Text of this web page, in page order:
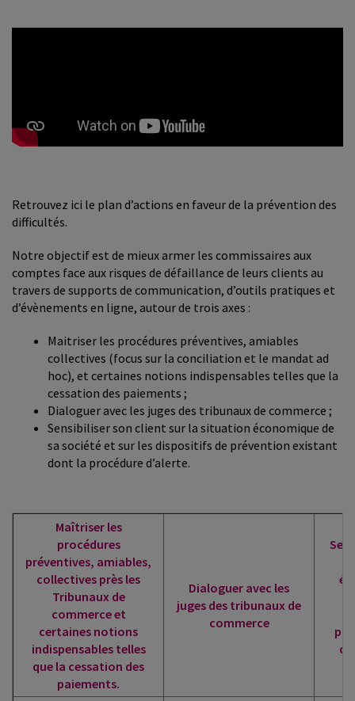
Retrouvez ici le plan d’actions en faveur de la prévention des
difficultés.
Notre objectif est de mieux armer les commissaires aux
comptes face aux risques de défaillance de leurs clients au
travers de supports de communication, d’outils pratiques et
d’évènements en ligne, autour de trois axes :
Maitriser les procédures préventives, amiables
collectives (focus sur la conciliation et le mandat ad
hoc), et certaines notions indispensables telles que la
cessation des paiements ;
Dialoguer avec les juges des tribunaux de commerce ;
Sensibiliser son client sur la situation économique de
sa société et sur les dispositifs de prévention existant
dont la procédure d’alerte.
Maîtriser les
procédures
préventives, amiables,
collectives près les
Tribunaux de
commerce et
certaines notions
indispensables telles
que la cessation des
paiements.
Dialoguer avec les
juges des tribunaux de
commerce